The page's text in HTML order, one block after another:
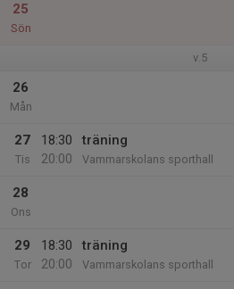
25
Sön
v.5
26
Mån
27
Tis
18:30
20:00
träning
Vammarskolans sporthall
28
Ons
29
Tor
18:30
20:00
träning
Vammarskolans sporthall